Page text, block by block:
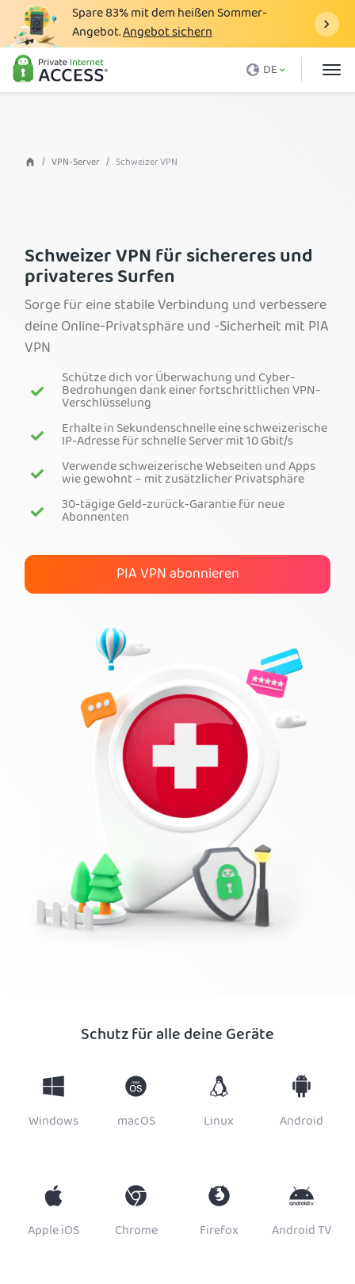
Spare83%mit dem heißen Sommer-
Angebot.Angebot sichern
DE
Was ist ein VPN
Warum PIA?
VPN-Vorteile
Blog
Support
Anmelden
Hol dir PIA-VPN
VPN-Server Schweizer VPN
Schweizer VPN für sichereres und
privateres Surfen
Sorge für eine stabile Verbindung und verbessere
deine Online-Privatsphäre und -Sicherheit mit PIA
VPN
Schütze dich vor Überwachung und Cyber-
Bedrohungen dank einer fortschrittlichen VPN-
Verschlüsselung
Erhalte in Sekundenschnelle eine schweizerische
IP-Adresse für schnelle Server mit 10 Gbit/s
Verwende schweizerische Webseiten und Apps
wie gewohnt – mit zusätzlicher Privatsphäre
30-tägige Geld-zurück-Garantie für neue
Abonnenten
PIA VPN abonnieren
Schutz für alle deine Geräte
Windows macOS Linux Android
Apple iOS Chrome Firefox Android TV